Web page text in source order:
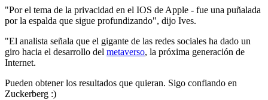
"Por el tema de la privacidad en el IOS de Apple - fue una puñalada
por la espalda que sigue profundizando", dijo Ives.
"El analista señala que el gigante de las redes sociales ha dado un
giro hacia el desarrollo del metaverso, la próxima generación de
Internet.
Pueden obtener los resultados que quieran. Sigo confiando en
Zuckerberg :)